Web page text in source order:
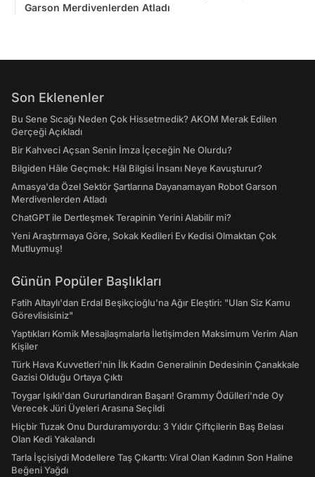
Garson Merdivenlerden Atladı
Son Eklenenler
Bu Sene Sıcağı Neden Çok Hissetmedik? AKOM Merak Edilen
Gerçeği Açıkladı
Bir Kahveci Açsan Senin İmza İçeceğin Ne Olurdu?
Bilgiden Hâle Geçmek: Hâl Bilgisi İnsanı Neye Kavuşturur?
Amasya'da Özel Sektör Şartlarına Dayanamayan Robot Garson
Merdivenlerden Atladı
ChatGPT ile Dertleşmek Terapinin Yerini Alabilir mi?
Yeni Araştırmaya Göre, Sokak Kedileri Ev Kedisi Olmaktan Çok
Mutluymuş!
Günün Popüler Başlıkları
Fatih Altaylı'dan Erdal Beşikçioğlu'na Ağır Eleştiri: "Ulan Siz Kamu
Görevlisisiniz"
Yaptıkları Komik Mesajlaşmalarla İletişimden Maksimum Verim Alan
Kişiler
Türk Hava Kuvvetleri'nin İlk Kadın Generalinin Dedesinin Çanakkale
Gazisi Olduğu Ortaya Çıktı
Toygar Işıklı'dan Gururlandıran Başarı! Grammy Ödülleri'nde Oy
Verecek Jüri Üyeleri Arasına Seçildi
Hiçbir Tuzak Onu Durduramıyordu: 3 Yıldır Çiftçilerin Baş Belası
Olan Kedi Yakalandı
Tarla İşçisiydi Modellere Taş Çıkarttı: Viral Olan Kadının Son Haline
Beğeni Yağdı